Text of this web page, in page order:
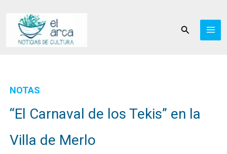
contenido
Buscar
NOTAS
“El Carnaval de los Tekis” en la
Villa de Merlo